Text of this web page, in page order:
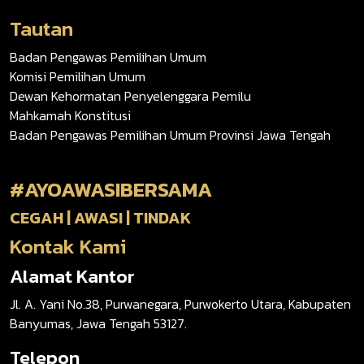
Tautan
Badan Pengawas Pemilihan Umum
Komisi Pemilihan Umum
Dewan Kehormatan Penyelenggara Pemilu
Mahkamah Konstitusi
Badan Pengawas Pemilihan Umum Provinsi Jawa Tengah
#AYOAWASIBERSAMA
CEGAH | AWASI | TINDAK
Kontak Kami
Alamat Kantor
Jl. A. Yani No.38, Purwanegara, Purwokerto Utara, Kabupaten
Banyumas, Jawa Tengah 53127.
Telepon